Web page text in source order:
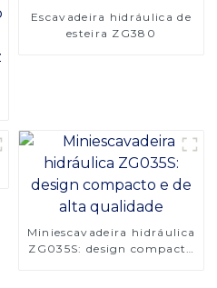
Escavadeira hidráulica de
esteira ZG380
Miniescavadeira hidráulica
ZG035S: design compacto